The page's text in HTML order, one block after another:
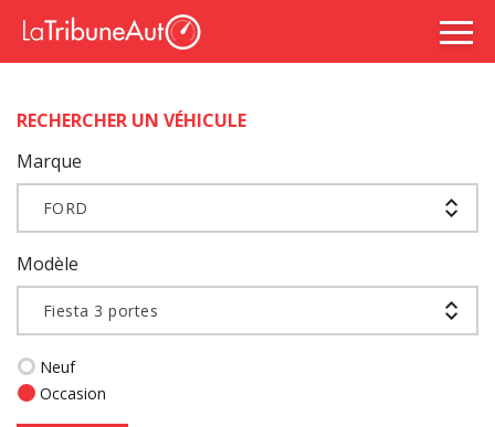
RECHERCHER UN VÉHICULE
Marque
FORD
Modèle
Fiesta 3 portes
Neuf
Occasion